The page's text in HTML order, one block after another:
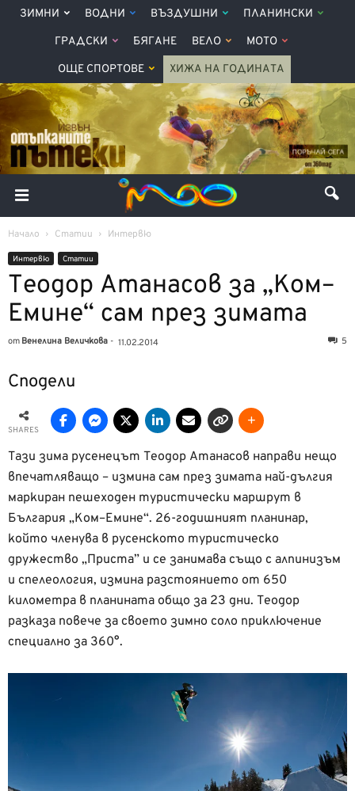
ЗИМНИ ВОДНИ ВЪЗДУШНИ ПЛАНИНСКИ
ГРАДСКИ БЯГАНЕ ВЕЛО МОТО
ОЩЕ СПОРТОВЕ ХИЖА НА ГОДИНАТА
Начало Статии Интервю
Интервю Статии
Теодор Атанасов за „Ком–
Емине“ сам през зимата
от Венелина Величкова - 11.02.2014 5
Сподели
SHARES
Тази зима русенецът Теодор Атанасов направи нещо
впечатляващо – измина сам през зимата най-дългия
маркиран пешеходен туристически маршрут в
България „Ком–Емине“. 26-годишният планинар,
който членува в русенското туристическо
дружество „Приста” и се занимава също с алпинизъм
и спелеология, измина разстоянието от 650
километра в планината общо за 23 дни. Теодор
разказа повече за своето зимно соло приключение
специално за 360°.